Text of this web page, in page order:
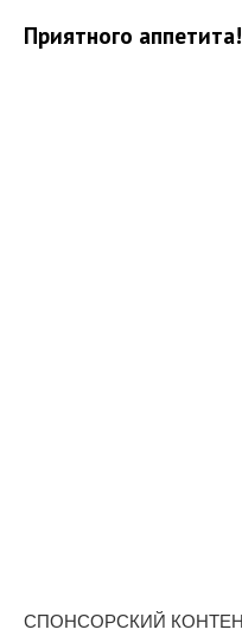
Приятного аппетита!